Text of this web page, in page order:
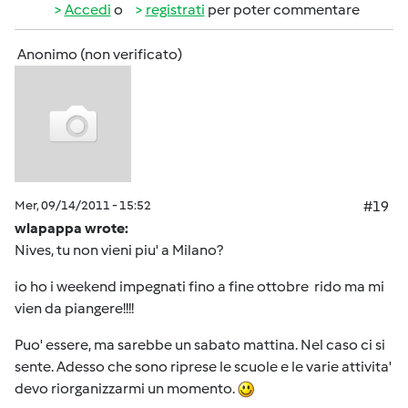
Accedi o registrati per poter commentare
Anonimo (non verificato)
Mer, 09/14/2011 - 15:52
#19
wlapappa wrote:
Nives, tu non vieni piu' a Milano?
io ho i weekend impegnati fino a fine ottobre rido ma mi
vien da piangere!!!!
Puo' essere, ma sarebbe un sabato mattina. Nel caso ci si
sente. Adesso che sono riprese le scuole e le varie attivita'
devo riorganizzarmi un momento.